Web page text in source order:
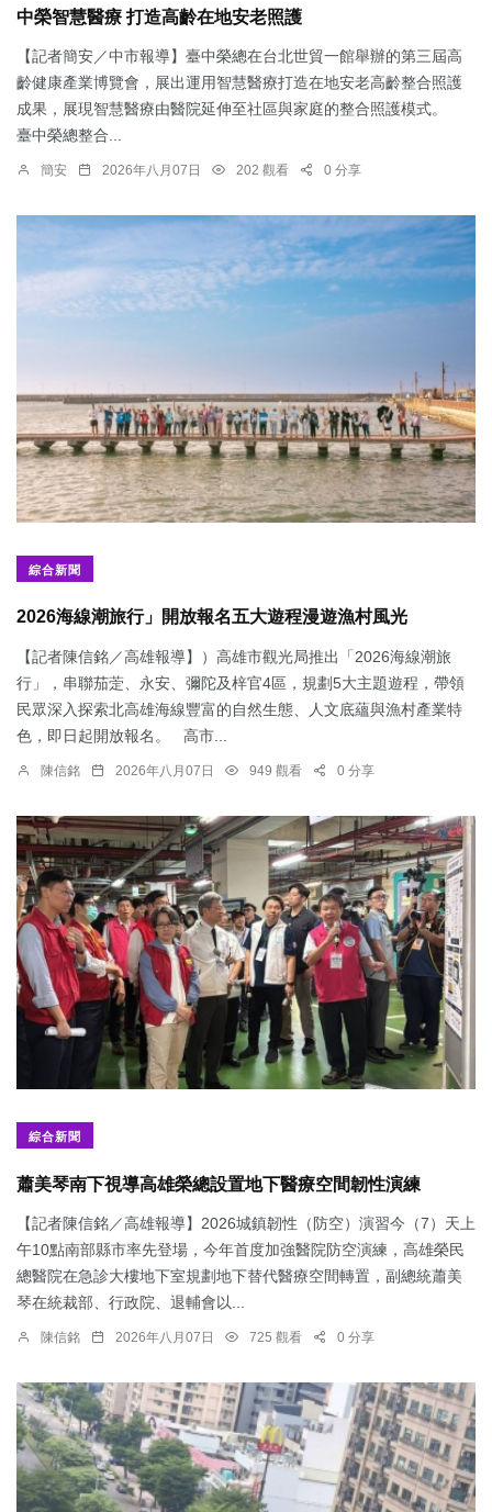
中榮智慧醫療 打造高齡在地安老照護
【記者簡安／中市報導】臺中榮總在台北世貿一館舉辦的第三屆高
齡健康產業博覽會，展出運用智慧醫療打造在地安老高齡整合照護
成果，展現智慧醫療由醫院延伸至社區與家庭的整合照護模式。
臺中榮總整合...
簡安 2026年八月07日 202 觀看 0 分享
綜合新聞
2026海線潮旅行」開放報名五大遊程漫遊漁村風光
【記者陳信銘／高雄報導】）高雄市觀光局推出「2026海線潮旅
行」，串聯茄萣、永安、彌陀及梓官4區，規劃5大主題遊程，帶領
民眾深入探索北高雄海線豐富的自然生態、人文底蘊與漁村產業特
色，即日起開放報名。 高市...
陳信銘 2026年八月07日 949 觀看 0 分享
綜合新聞
蕭美琴南下視導高雄榮總設置地下醫療空間韌性演練
【記者陳信銘／高雄報導】2026城鎮韌性（防空）演習今（7）天上
午10點南部縣市率先登場，今年首度加強醫院防空演練，高雄榮民
總醫院在急診大樓地下室規劃地下替代醫療空間轉置，副總統蕭美
琴在統裁部、行政院、退輔會以...
陳信銘 2026年八月07日 725 觀看 0 分享